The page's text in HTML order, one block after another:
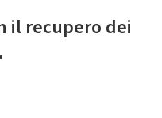
il recupero dei